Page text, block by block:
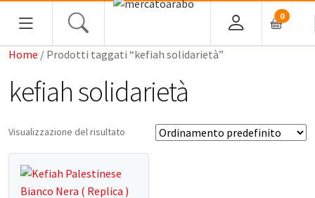
0
Home
Alimentari
Home / Prodotti taggati “kefiah solidarietà”
kefiah solidarietà
Visualizzazione del risultato